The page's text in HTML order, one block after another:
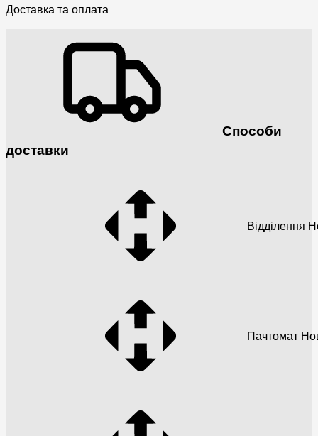
Доставка та оплата
Способи
доставки
Відділення
Пачтомат